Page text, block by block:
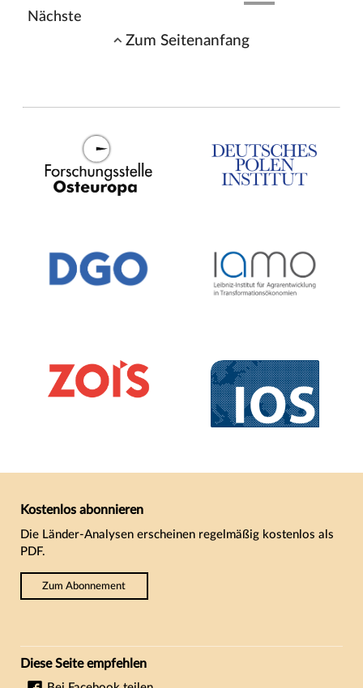
Nächste
Zum Seitenanfang
Kostenlos abonnieren
Die Länder-Analysen erscheinen regelmäßig kostenlos als
PDF.
Zum Abonnement
Diese Seite empfehlen